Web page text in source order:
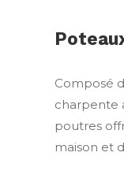
Composé
charpente
poutres
maison et